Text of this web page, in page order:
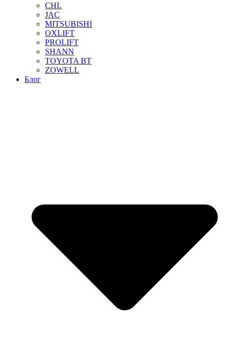
CHL
JAC
MITSUBISHI
OXLIFT
PROLIFT
SHANN
TOYOTA BT
ZOWELL
Блог